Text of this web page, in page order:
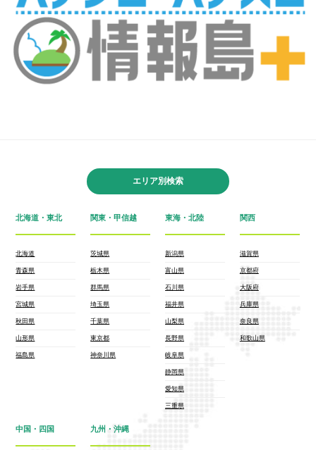
エリア別検索
北海道・東北
北海道
青森県
岩手県
宮城県
秋田県
山形県
福島県
関東・甲信越
茨城県
栃木県
群馬県
埼玉県
千葉県
東京都
神奈川県
東海・北陸
新潟県
富山県
石川県
福井県
山梨県
長野県
岐阜県
静岡県
愛知県
三重県
関西
滋賀県
京都府
大阪府
兵庫県
奈良県
和歌山県
中国・四国 九州・沖縄